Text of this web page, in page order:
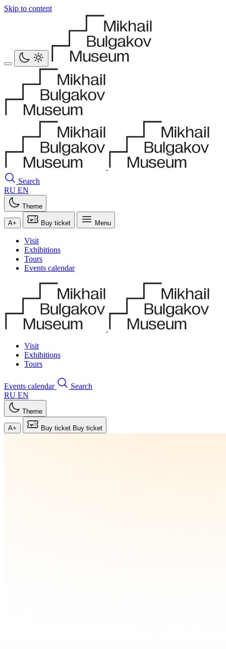
Skip to content
Search
RU EN
Theme
A+ Buy ticket Menu
Visit
Exhibitions
Tours
Events calendar
Visit
Exhibitions
Tours
Events calendar
Search
RU EN
Theme
A+ Buy ticket Buy ticket